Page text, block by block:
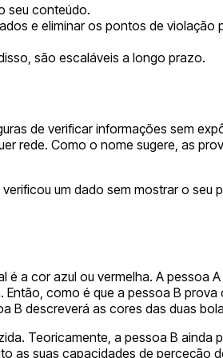
seu conteúdo.
e eliminar os pontos de violação
são escaláveis a longo prazo.
de verificar informações sem
rede. Como o nome sugere, as
um dado sem mostrar o seu
a cor azul ou vermelha. A pessoa
como é que a pessoa B
B descreverá as cores das duas
Teoricamente, a pessoa B ainda
as suas capacidades de perceção